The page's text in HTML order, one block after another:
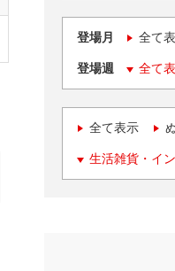
登場月 全て
登場週 全て
全て表示
生活雑貨・イ